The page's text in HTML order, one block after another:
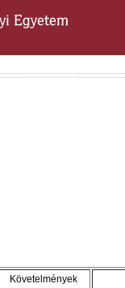
Követelmények